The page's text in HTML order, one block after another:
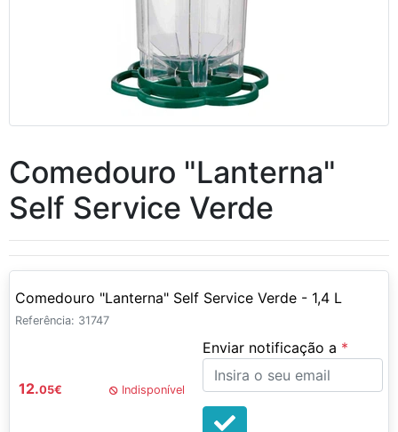
Comedouro "Lanterna"
Self Service Verde
Comedouro "Lanterna" Self Service Verde - 1,4 L
Referência: 31747
12.05€ Indisponível
Enviar notificação a